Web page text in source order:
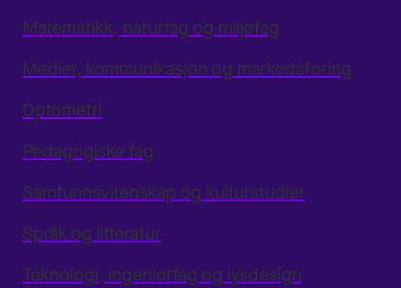
Matematikk, naturfag og miljøfag
Medier, kommunikasjon og markedsføring
Optometri
Pedagogiske fag
Samfunnsvitenskap og kulturstudier
Språk og litteratur
Teknologi, ingeniørfag og lysdesign